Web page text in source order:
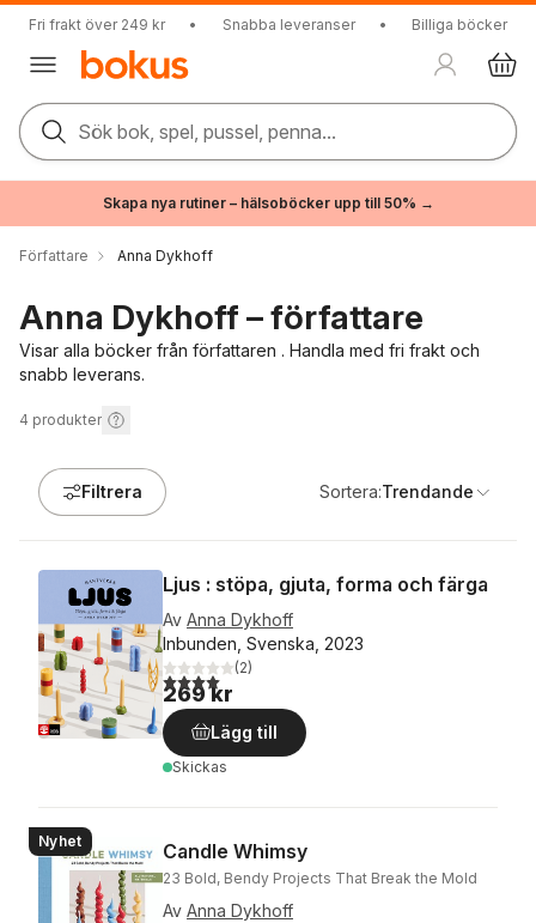
Fri frakt över 249 kr • Snabba leveranser • Billiga böcker
Sök bok, spel, pussel, penna...
Skapa nya rutiner – hälsoböcker upp till 50% →
Författare Anna Dykhoff
Anna Dykhoff – författare
Visar alla böcker från författaren . Handla med fri frakt och
snabb leverans.
4 produkter
Filtrera Sortera:Trendande
Ljus : stöpa, gjuta, forma och färga
Av Anna Dykhoff
Inbunden, Svenska, 2023
4,0utav 5 stjärnor. Totalt antal röster:
(2)
269 kr
Lägg till
Skickas
Nyhet Candle Whimsy
23 Bold, Bendy Projects That Break the Mold
Av Anna Dykhoff